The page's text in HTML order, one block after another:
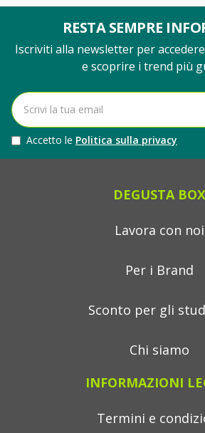
RESTA SEMPRE
Iscriviti alla newsletter per
e scoprire i trend più
Accetto le Politica sulla privacy
DEGUSTA BOX
Lavora con noi
Per i Brand
Sconto per gli
Chi siamo
INFORMAZIONI
Termini e